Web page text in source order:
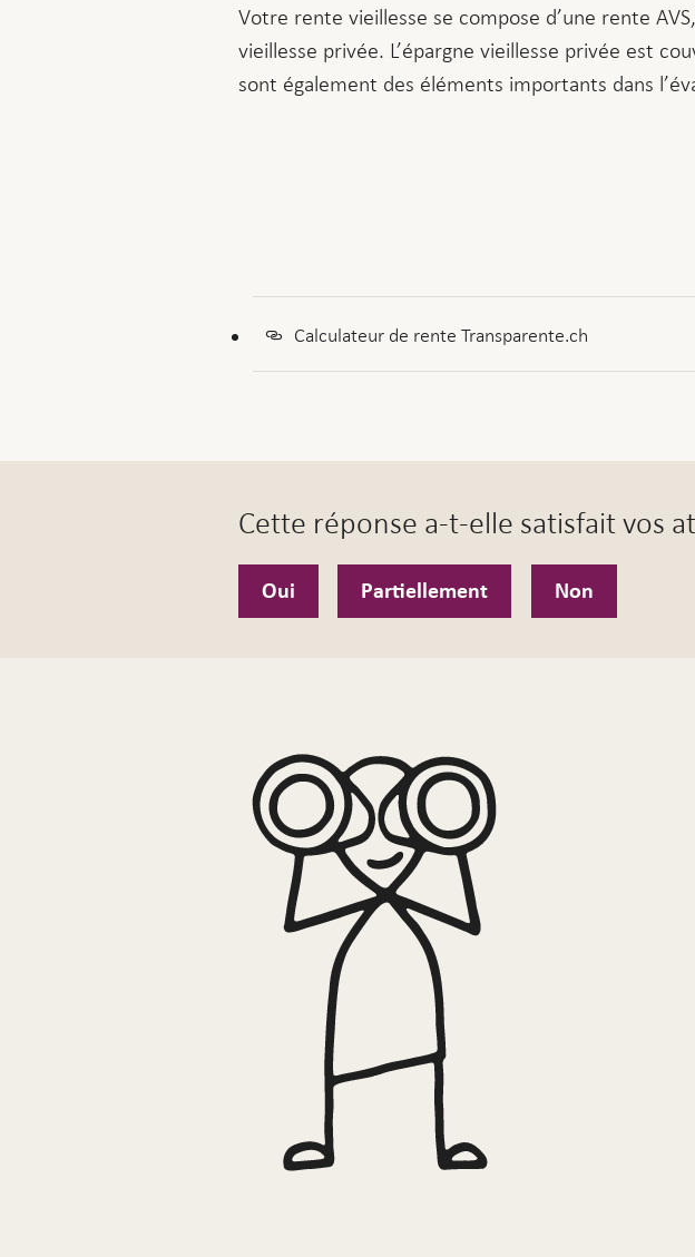
Votre rente vieillesse se compose d’une rente
vieillesse privée. L’épargne vieillesse privée est
sont également des éléments importants dans
Calculateur de rente Transparente.ch
Cette réponse a-t-elle satisfait vos
Oui Partiellement Non